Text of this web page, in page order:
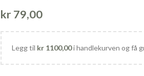
kr 79,00
Legg til kr1100,00i handlekurven og få